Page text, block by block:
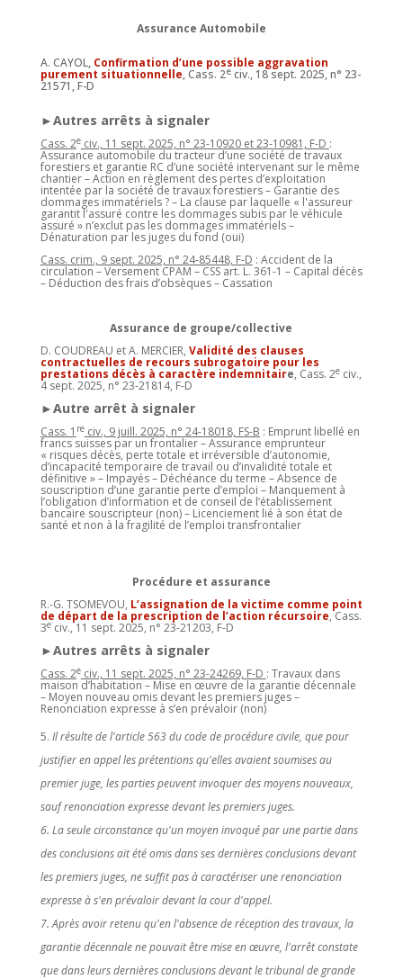
Assurance Automobile
A. CAYOL, Confirmation d’une possible aggravation
purement situationnelle, Cass. 2eciv., 18 sept. 2025, n° 23-
21571, F-D
►Autres arrêts à signaler
Cass. 2eciv., 11 sept. 2025, n° 23-10920 et 23-10981, F-D :
Assurance automobile du tracteur d’une société de travaux
forestiers et garantie RC d’une société intervenant sur le même
chantier – Action en règlement des pertes d’exploitation
intentée par la société de travaux forestiers – Garantie des
dommages immatériels ? – La clause par laquelle « l'assureur
garantit l'assuré contre les dommages subis par le véhicule
assuré » n’exclut pas les dommages immatériels –
Dénaturation par les juges du fond (oui)
Cass. crim., 9 sept. 2025, n° 24-85448, F-D : Accident de la
circulation – Versement CPAM – CSS art. L. 361-1 – Capital décès
– Déduction des frais d’obsèques – Cassation
Assurance de groupe/collective
D. COUDREAU et A. MERCIER, Validité des clauses
contractuelles de recours subrogatoire pour les
prestations décès à caractère indemnitaire, Cass. 2eciv.,
4 sept. 2025, n° 23-21814, F-D
►Autre arrêt à signaler
Cass. 1 reciv., 9 juill. 2025, n° 24-18018, FS-B : Emprunt libellé en
francs suisses par un frontalier – Assurance emprunteur
« risques décès, perte totale et irréversible d’autonomie,
d’incapacité temporaire de travail ou d’invalidité totale et
définitive » – Impayés – Déchéance du terme – Absence de
souscription d’une garantie perte d’emploi – Manquement à
l’obligation d’information et de conseil de l’établissement
bancaire souscripteur (non) – Licenciement lié à son état de
santé et non à la fragilité de l’emploi transfrontalier
Procédure et assurance
R.-G. TSOMEVOU, L’assignation de la victime comme point
de départ de la prescription de l’action récursoire, Cass.
3eciv., 11 sept. 2025, n° 23-21203, F-D
►Autres arrêts à signaler
Cass. 2eciv., 11 sept. 2025, n° 23-24269, F-D : Travaux dans
maison d’habitation – Mise en œuvre de la garantie décennale
– Moyen nouveau omis devant les premiers juges –
Renonciation expresse à s’en prévaloir (non)
Il résulte de l'article 563 du code de procédure civile, que pour
justifier en appel les prétentions qu'elles avaient soumises au
premier juge, les parties peuvent invoquer des moyens nouveaux,
sauf renonciation expresse devant les premiers juges.
6. La seule circonstance qu'un moyen invoqué par une partie dans
des conclusions ait été omis dans ses dernières conclusions devant
les premiers juges, ne suffit pas à caractériser une renonciation
expresse à s'en prévaloir devant la cour d'appel.
7. Après avoir retenu qu'en l'absence de réception des travaux, la
garantie décennale ne pouvait être mise en œuvre, l'arrêt constate
que dans leurs dernières conclusions devant le tribunal de grande